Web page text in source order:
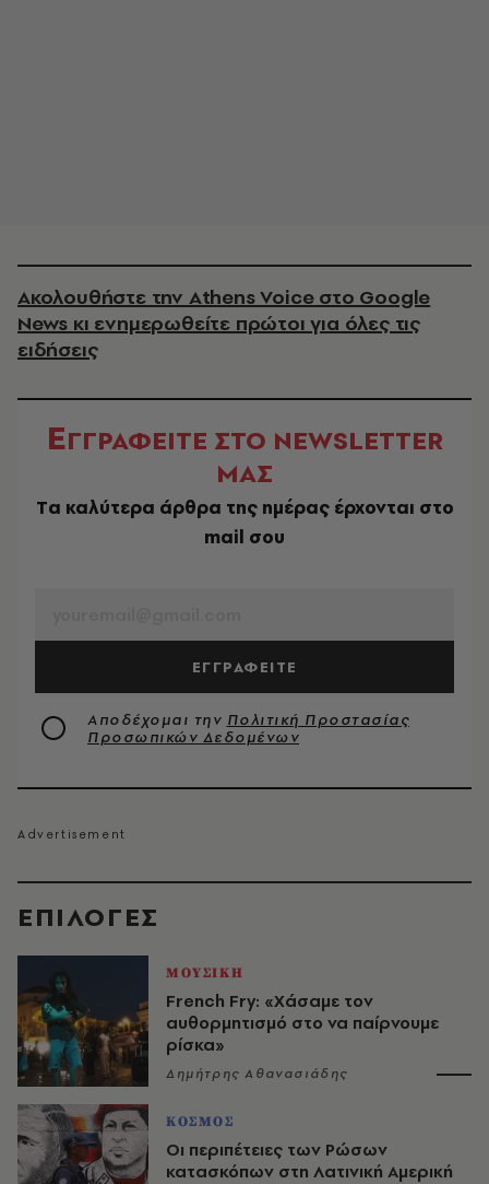
EΠΙΛΟΓΈΣ
ΜΟΥΣΙΚΗ
French Fry: «Χάσαμε τον
αυθορμητισμό στο να παίρνουμε
ρίσκα»
Δημήτρης Αθανασιάδης
ΚΟΣΜΟΣ
Οι περιπέτειες των Ρώσων
κατασκόπων στη Λατινική Αμερική
Ακολουθήστε την Athens Voice στο Google
News κι ενημερωθείτε πρώτοι για όλες τις
ειδήσεις
ΕΓΓΡΑΦΕΙΤΕ ΣΤΟ NEWSLETTER
ΜΑΣ
Tα καλύτερα άρθρα της ημέρας έρχονται στο
mail σου
ΕΓΓΡΑΦΕΙΤΕ
Αποδέχομαι την Πολιτική Προστασίας
Προσωπικών Δεδομένων